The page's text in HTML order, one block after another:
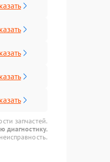
запчастей.
диагностику.